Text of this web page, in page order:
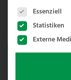
Es folgt eine
Essenziell
Statistiken
Externe